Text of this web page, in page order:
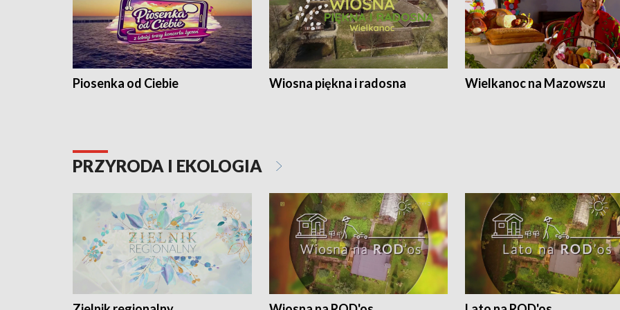
Piosenka od Ciebie Wiosna piękna i radosna Wielkanoc na Mazowszu
PRZYRODA I EKOLOGIA